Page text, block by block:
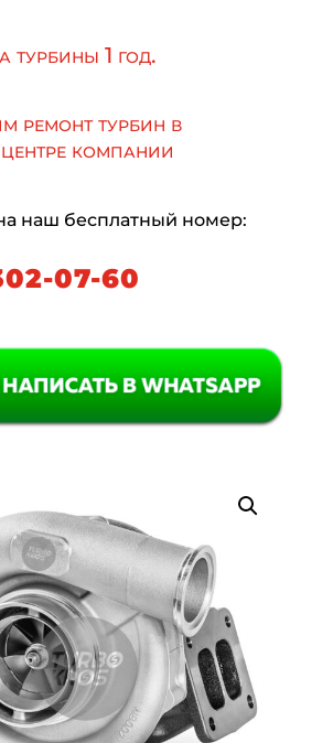
турбины 1 год.
ремонт турбин в
компании
наш бесплатный номер:
07-60